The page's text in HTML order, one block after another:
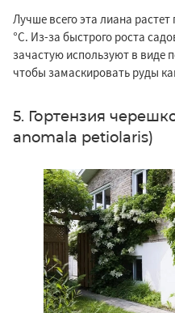
Лучше всего эта лиана растет
°C. Из-за быстрого роста
зачастую используют в виде
чтобы замаскировать руды
5. Гортензия
anomala petiolaris)